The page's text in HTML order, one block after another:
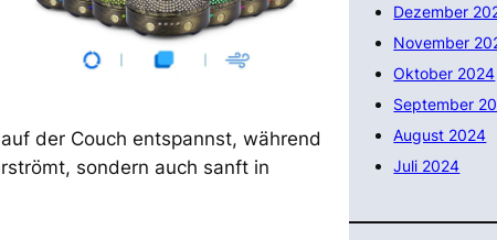
der Couch entspannst, während
sondern auch sanft in
Dezember
November
Oktober 2024
September
August 2024
Juli 2024